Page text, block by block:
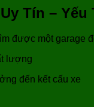
Tín –
được một garage
lượng
đến kết cấu xe